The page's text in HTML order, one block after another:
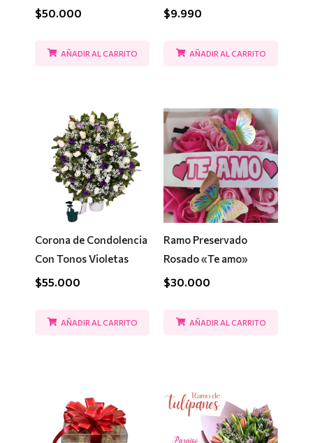
$50.000
AÑADIR AL CARRITO
$9.990
AÑADIR AL CARRITO
Corona de Condolencia
Con Tonos Violetas
$55.000
AÑADIR AL CARRITO
Ramo Preservado
Rosado «Te amo»
$30.000
AÑADIR AL CARRITO